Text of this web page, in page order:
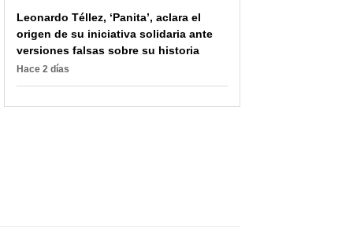
Leonardo Téllez, ‘Panita’, aclara el
origen de su iniciativa solidaria ante
versiones falsas sobre su historia
Hace 2 días